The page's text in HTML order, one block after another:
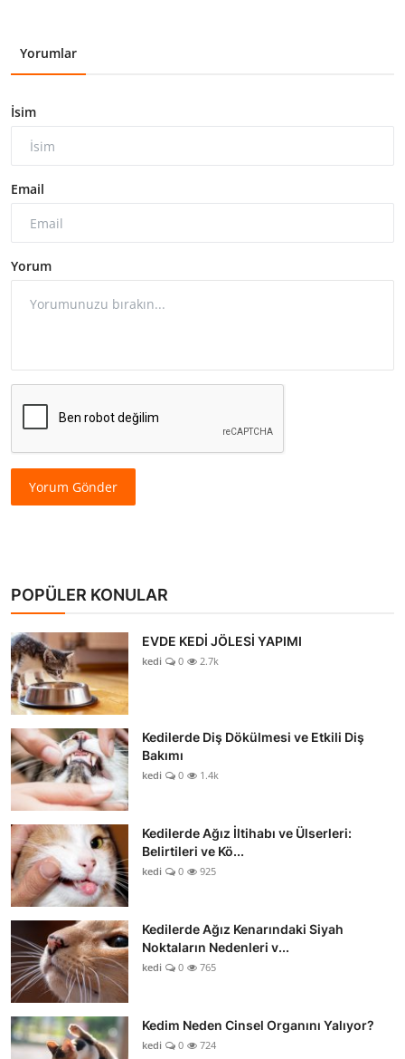
Yorumlar
İsim
Email
Yorum
Yorum Gönder
POPÜLER KONULAR
EVDE KEDİ JÖLESİ YAPIMI
kedi 0 2.7k
Kedilerde Diş Dökülmesi ve Etkili Diş
Bakımı
kedi 0 1.4k
Kedilerde Ağız İltihabı ve Ülserleri:
Belirtileri ve Kö...
kedi 0 925
Kedilerde Ağız Kenarındaki Siyah
Noktaların Nedenleri v...
kedi 0 765
Kedim Neden Cinsel Organını Yalıyor?
kedi 0 724